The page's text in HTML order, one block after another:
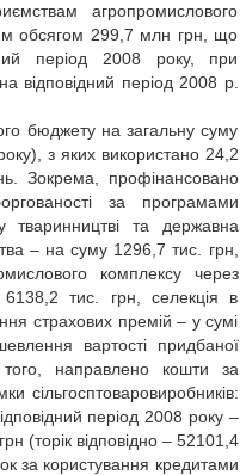
агропромислового
обсягом 299,7 млн грн, що
період 2008 року, при
відповідний період 2008 р.
бюджету на загальну суму
з яких використано 24,2
Зокрема, профінансовано
за програмами
тваринництві та державна
– на суму 1296,7 тис. грн,
комплексу через
6138,2 тис. грн, селекція в
страхових премій – у сумі
вартості придбаної
направлено кошти за
сільгосптоваровиробників:
період 2008 року –
(торік відповідно – 52101,4
за користування кредитами